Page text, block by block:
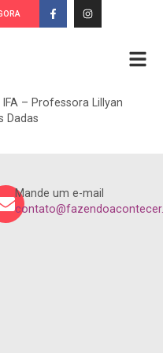
– Professora Lillyan
Dadas
Mande um e-mail